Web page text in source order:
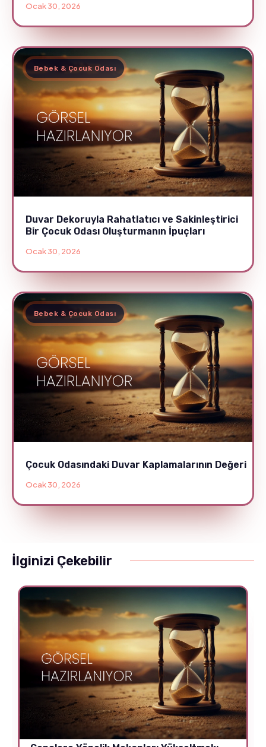
Ocak 30, 2026
Bebek & Çocuk Odası
Duvar Dekoruyla Rahatlatıcı ve Sakinleştirici
Bir Çocuk Odası Oluşturmanın İpuçları
Ocak 30, 2026
Bebek & Çocuk Odası
Çocuk Odasındaki Duvar Kaplamalarının Değeri
Ocak 30, 2026
İlginizi Çekebilir